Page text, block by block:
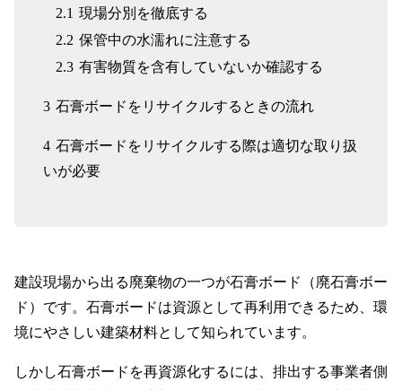
LINE
2.1 現場分別を徹底する
2.2 保管中の水濡れに注意する
2.3 有害物質を含有していないか確認する
3 石膏ボードをリサイクルするときの流れ
4 石膏ボードをリサイクルする際は適切な取り扱
いが必要
建設現場から出る廃棄物の一つが石膏ボード（廃石膏ボー
ド）です。石膏ボードは資源として再利用できるため、環
境にやさしい建築材料として知られています。
しかし石膏ボードを再資源化するには、排出する事業者側